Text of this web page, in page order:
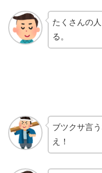
たくさんの
る。
ブツクサ言
え！